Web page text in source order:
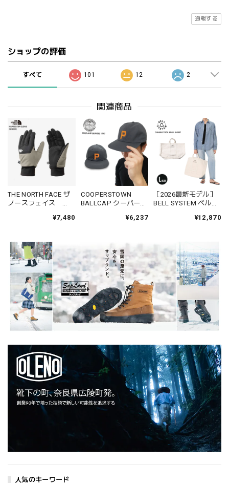
人気のキーワード
通報する
ショップの評価
すべて 101 12 2
関連商品
THE NORTH FACE ザ
ノースフェイス
ETIP GLOVE メンズ ヌ
秋冬 アウトドア スポ
ーツ
¥7,480
COOPERSTOWN
BALLCAP クーパーズ
¥6,237
［2026最新モデル］
BELL SYSTEM ベルシ
ャンバスツールバッ
ット ステンシルロゴ
¥12,870